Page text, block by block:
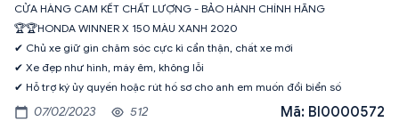
CỬA HÀNG CAM KẾT CHẤT LƯỢNG - BẢO HÀNH CHÍNH HÃNG
🏆🏆HONDA WINNER X 150 MÀU XANH 2020
✔ Chủ xe giữ gìn chăm sóc cực kì cẩn thận, chất xe mới
✔ Xe đẹp như hình, máy êm, không lỗi
✔ Hỗ trợ ký ủy quyền hoặc rút hồ sơ cho anh em muốn đổi biển số
07/02/2023 512 Mã: BI0000572